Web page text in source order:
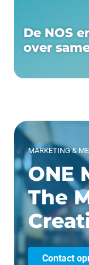
De NOS
over
MARKETING &
ONE
The
Contact